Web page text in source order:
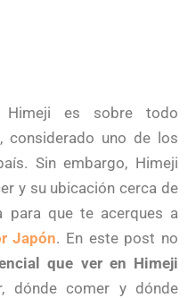
Himeji es sobre todo
considerado uno de los
Sin embargo, Himeji
y su ubicación cerca de
para que te acerques a
Japón. En este post no
que ver en Himeji
dónde comer y dónde